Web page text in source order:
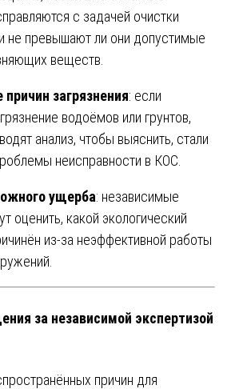
с задачей очистки
не превышают ли они допустимые
веществ.
загрязнения: если
водоёмов или грунтов,
анализ, чтобы выяснить, стали
неисправности в КОС.
ущерба: независимые
оценить, какой экологический
из-за неэффективной работы
за независимой экспертизой
причин для